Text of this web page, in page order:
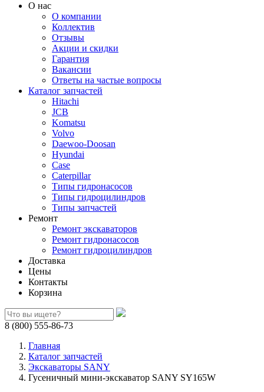
О нас
О компании
Коллектив
Отзывы
Акции и скидки
Гарантия
Вакансии
Ответы на частые вопросы
Каталог запчастей
Hitachi
JCB
Komatsu
Volvo
Daewoo-Doosan
Hyundai
Case
Caterpillar
Типы гидронасосов
Типы гидроцилиндров
Типы запчастей
Ремонт
Ремонт экскаваторов
Ремонт гидронасосов
Ремонт гидроцилиндров
Доставка
Цены
Контакты
Корзина
8 (800) 555-86-73
Главная
Каталог запчастей
Экскаваторы SANY
Гусеничный мини-экскаватор SANY SY165W